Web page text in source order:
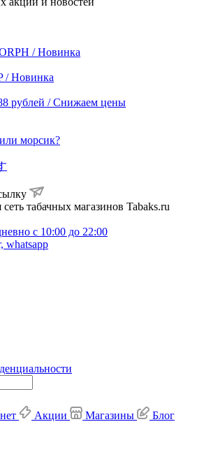
/ Новинка
/ Новинка
рублей / Снижаем цены
морсик?
табачных магазинов Tabaks.ru
с 10:00 до 22:00
whatsapp
Акции Магазины Блог